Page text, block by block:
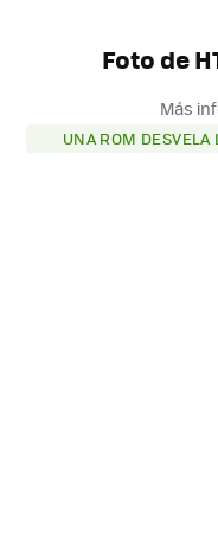
Foto de
Más
UNA ROM DESVELA